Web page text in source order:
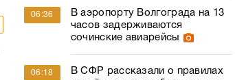
06:36
В аэропорту Волгограда на 13
часов задерживаются
сочинские авиарейсы
06:18
В СФР рассказали о правилах